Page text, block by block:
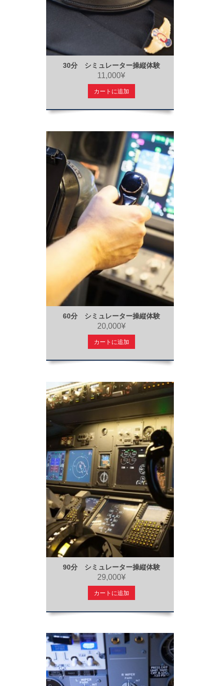
30分 シミュレーター操縦体験
11,000¥
カートに追加
60分 シミュレーター操縦体験
20,000¥
カートに追加
90分 シミュレーター操縦体験
29,000¥
カートに追加